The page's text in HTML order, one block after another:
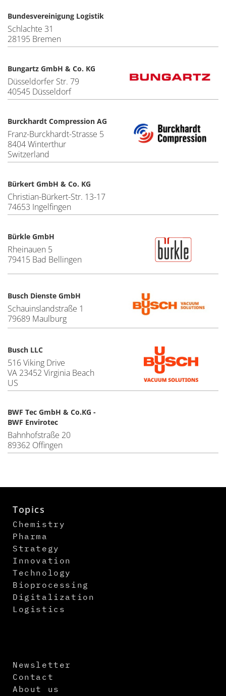
Bundesvereinigung Logistik
Schlachte 31
28195 Bremen
Bungartz GmbH & Co. KG
Düsseldorfer Str. 79
40545 Düsseldorf
Burckhardt Compression AG
Franz-Burckhardt-Strasse 5
8404 Winterthur
Switzerland
Bürkert GmbH & Co. KG
Christian-Bürkert-Str. 13-17
74653 Ingelfingen
Bürkle GmbH
Rheinauen 5
79415 Bad Bellingen
Busch Dienste GmbH
Schauinslandstraße 1
79689 Maulburg
Busch LLC
516 Viking Drive
VA 23452 Virginia Beach
US
BWF Tec GmbH & Co.KG -
BWF Envirotec
Bahnhofstraße 20
89362 Offingen
Topics
Chemistry
Pharma
Strategy
Innovation
Technology
Bioprocessing
Digitalization
Logistics
Newsletter
Contact
About us